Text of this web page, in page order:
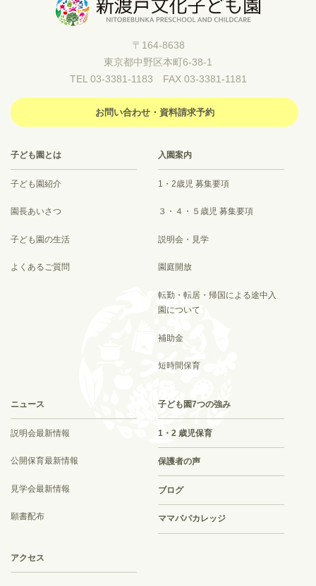
〒164-8638
東京都中野区本町6-38-1
TEL 03-3381-1183 FAX 03-3381-1181
お問い合わせ・資料請求予約
子ども園とは
子ども園紹介
園長あいさつ
子ども園の生活
よくあるご質問
入園案内
1・2歳児 募集要項
３・４・５歳児 募集要項
説明会・見学
園庭開放
転勤・転居・帰国による途中入
園について
補助金
短時間保育
ニュース
説明会最新情報
公開保育最新情報
見学会最新情報
願書配布
子ども園7つの強み
1・2 歳児保育
保護者の声
ブログ
ママパパカレッジ
アクセス